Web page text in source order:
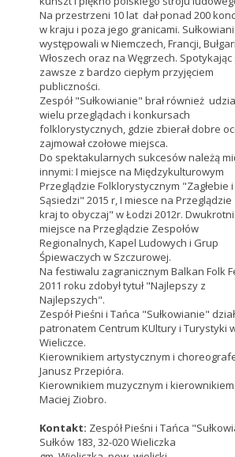
Na przestrzeni 10 lat dał ponad 200
w kraju i poza jego granicami.
występowali w Niemczech, Francji,
Włoszech oraz na Węgrzech. Spotykając
zawsze z bardzo ciepłym przyjęciem
publiczności.
Zespół "Sułkowianie" brał również
wielu przeglądach i konkursach
folklorystycznych, gdzie zbierał dobre
zajmował czołowe miejsca.
Do spektakularnych sukcesów należą
innymi: I miejsce na Międzykulturowym
Przeglądzie Folklorystycznym "Zagłebie i
Sąsiedzi" 2015 r, I miesce na Przeglądzie
kraj to obyczaj" w Łodzi 2012r.
miejsce na Przeglądzie Zespołów
Regionalnych, Kapel Ludowych i Grup
Śpiewaczych w Szczurowej.
Na festiwalu zagranicznym Balkan Folk
2011 roku zdobył tytuł "Najlepszy z
Najlepszych".
Zespół Pieśni i Tańca "Sułkowianie"
patronatem Centrum KUltury i Turystyki
Wieliczce.
Kierownikiem artystycznym i
Janusz Przepióra.
Kierownikiem muzycznym i
Maciej Ziobro.
Kontakt: Zespół Pieśni i Tańca
Sułków 183, 32-020 Wieliczka